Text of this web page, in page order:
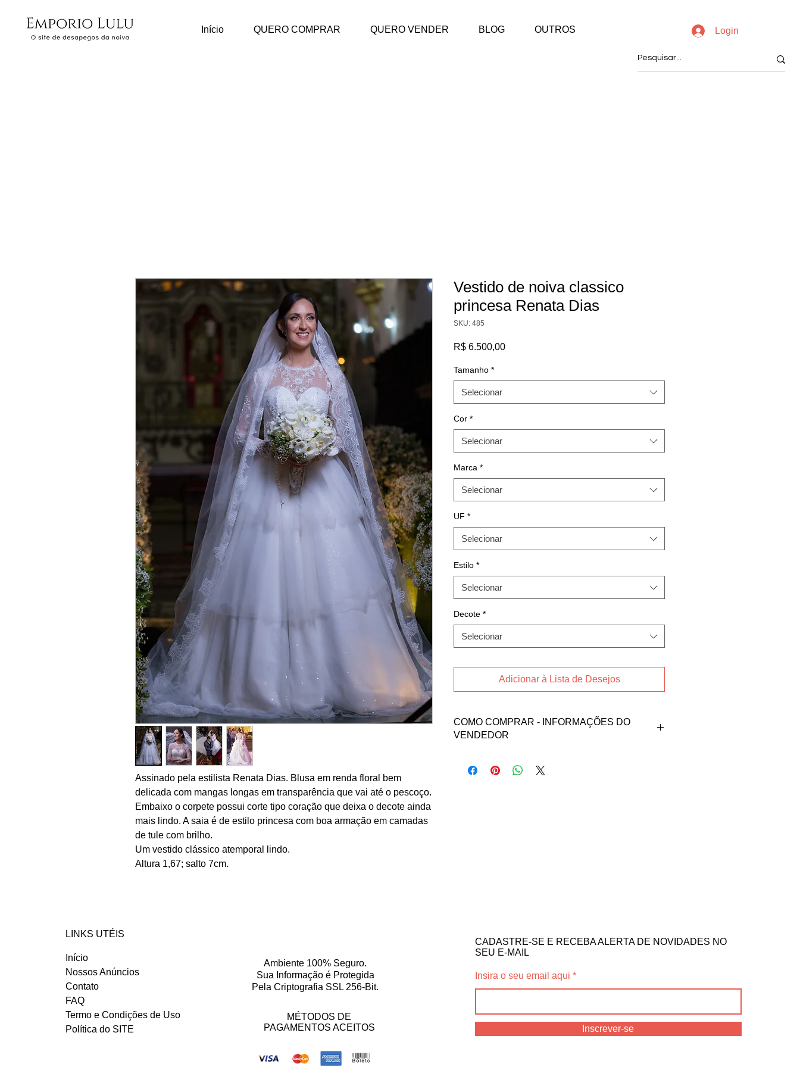
Início QUERO COMPRAR QUERO VENDER BLOG OUTROS Login
Assinado pela estilista Renata Dias. Blusa em renda floral bem
delicada com mangas longas em transparência que vai até o pescoço.
Embaixo o corpete possui corte tipo coração que deixa o decote ainda
mais lindo. A saia é de estilo princesa com boa armação em camadas
de tule com brilho.
Um vestido clássico atemporal lindo.
Altura 1,67; salto 7cm.
Vestido de noiva classico
princesa Renata Dias
SKU: 485
R$ 6.500,00Preço
Tamanho *
Selecionar
Cor *
Selecionar
Marca *
Selecionar
UF *
Selecionar
Estilo *
Selecionar
Decote *
Selecionar
Adicionar à Lista de Desejos
COMO COMPRAR - INFORMAÇÕES DO
VENDEDOR
abaixo:
LINKS UTÉIS
Início
Nossos Anúncios
Contato
FAQ
Termo e Condições de Uso
Política do SITE
Ambiente 100% Seguro.
Sua Informação é Protegida
Pela Criptografia SSL 256-Bit.
MÉTODOS DE
PAGAMENTOS ACEITOS
CADASTRE-SE E RECEBA ALERTA DE NOVIDADES NO
SEU E-MAIL
Insira o seu email aqui
Inscrever-se